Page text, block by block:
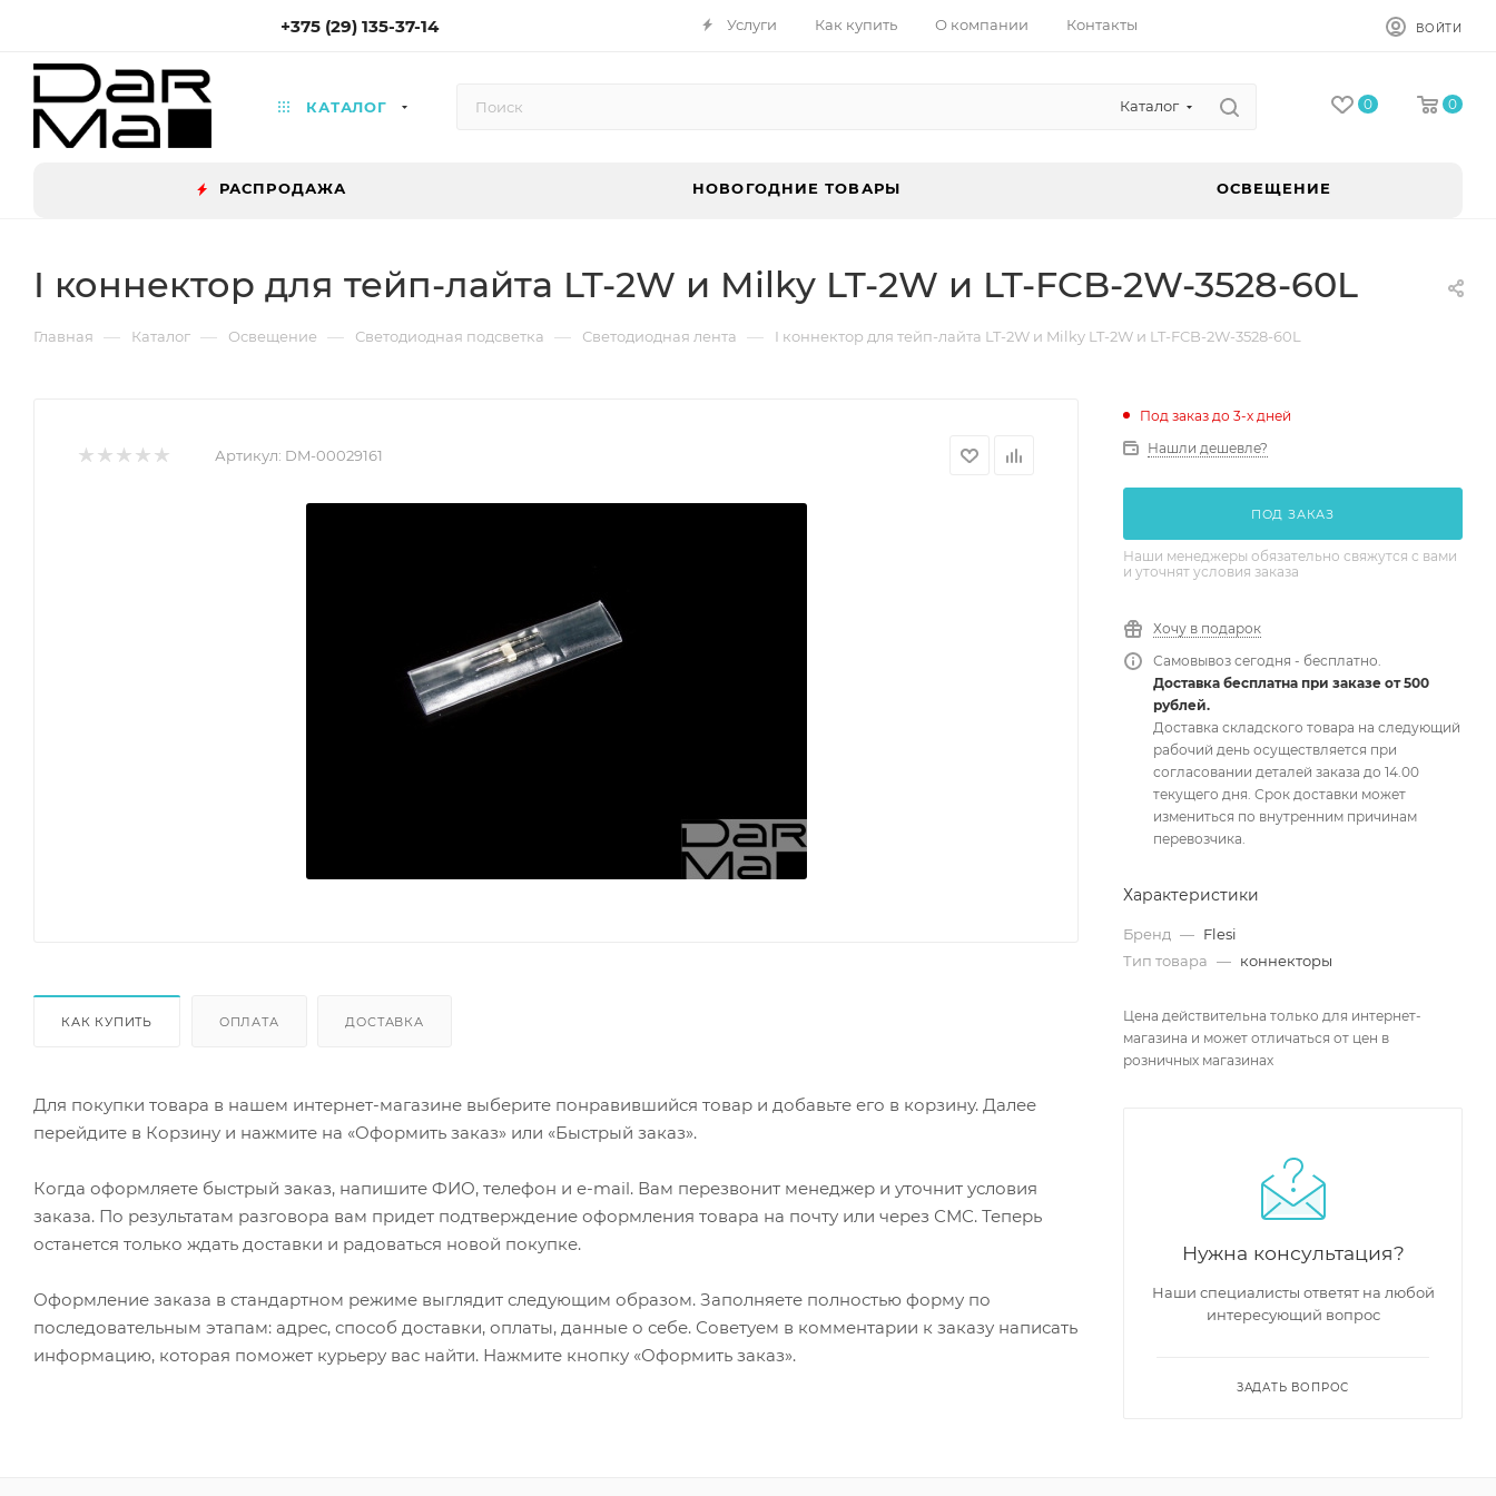
+375 (29) 135-37-14 Услуги Как купить О компании Контакты ВОЙТИ
КАТАЛОГ Каталог 0 0
РАСПРОДАЖА НОВОГОДНИЕ ТОВАРЫ ОСВЕЩЕНИЕ
I коннектор для тейп-лайта LT-2W и Milky LT-2W и LT-FCB-2W-3528-60L
Главная — Каталог — Освещение — Светодиодная подсветка — Светодиодная лента — I коннектор для тейп-лайта LT-2W и Milky LT-2W и LT-FCB-2W-3528-60L
Артикул: DM-00029161
КАК КУПИТЬ ОПЛАТА ДОСТАВКА
Для покупки товара в нашем интернет-магазине выберите понравившийся товар и добавьте его в корзину. Далее
перейдите в Корзину и нажмите на «Оформить заказ» или «Быстрый заказ».
Когда оформляете быстрый заказ, напишите ФИО, телефон и e-mail. Вам перезвонит менеджер и уточнит условия
заказа. По результатам разговора вам придет подтверждение оформления товара на почту или через СМС. Теперь
останется только ждать доставки и радоваться новой покупке.
Оформление заказа в стандартном режиме выглядит следующим образом. Заполняете полностью форму по
последовательным этапам: адрес, способ доставки, оплаты, данные о себе. Советуем в комментарии к заказу написать
информацию, которая поможет курьеру вас найти. Нажмите кнопку «Оформить заказ».
Под заказ до 3-х дней
Нашли дешевле?
ПОД ЗАКАЗ
Наши менеджеры обязательно свяжутся с вами
и уточнят условия заказа
Хочу в подарок
Самовывоз сегодня - бесплатно.
Доставка бесплатна при заказе от 500
рублей.
Доставка складского товара на следующий
рабочий день осуществляется при
согласовании деталей заказа до 14.00
текущего дня. Срок доставки может
измениться по внутренним причинам
перевозчика.
Характеристики
Бренд — Flesi
Тип товара — коннекторы
Цена действительна только для интернет-
магазина и может отличаться от цен в
розничных магазинах
Нужна консультация?
Наши специалисты ответят на любой
интересующий вопрос
ЗАДАТЬ ВОПРОС